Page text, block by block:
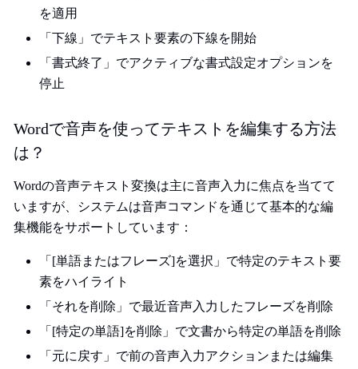
を適用
「下線」でテキスト要素の下線を開始
「書式終了」でアクティブな書式設定オプションを
停止
Wordで音声を使ってテキストを編集する方法
は？
Wordの音声テキスト変換は主に音声入力に焦点を当てて
いますが、システムは音声コマンドを通じて基本的な編
集機能をサポートしています：
「[単語またはフレーズ]を選択」で特定のテキスト要
素をハイライト
「それを削除」で最近音声入力したフレーズを削除
「[特定の単語]を削除」で文書から特定の単語を削除
「元に戻す」で前の音声入力アクションまたは編集